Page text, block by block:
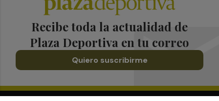
Recibe toda la actualidad de
Plaza Deportiva en tu correo
Quiero suscribirme